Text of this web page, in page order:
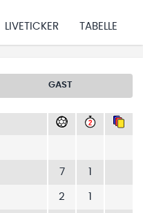
LIVETICKER TABELLE
GAST
7
2